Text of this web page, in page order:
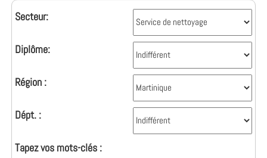
Secteur:
Diplôme:
Région :
Dépt. :
Tapez vos mots-clés :